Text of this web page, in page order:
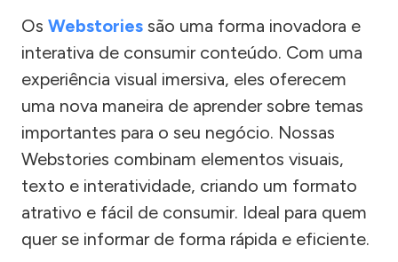
Os Webstories são uma forma inovadora e
interativa de consumir conteúdo. Com uma
experiência visual imersiva, eles oferecem
uma nova maneira de aprender sobre temas
importantes para o seu negócio. Nossas
Webstories combinam elementos visuais,
texto e interatividade, criando um formato
atrativo e fácil de consumir. Ideal para quem
quer se informar de forma rápida e eficiente.